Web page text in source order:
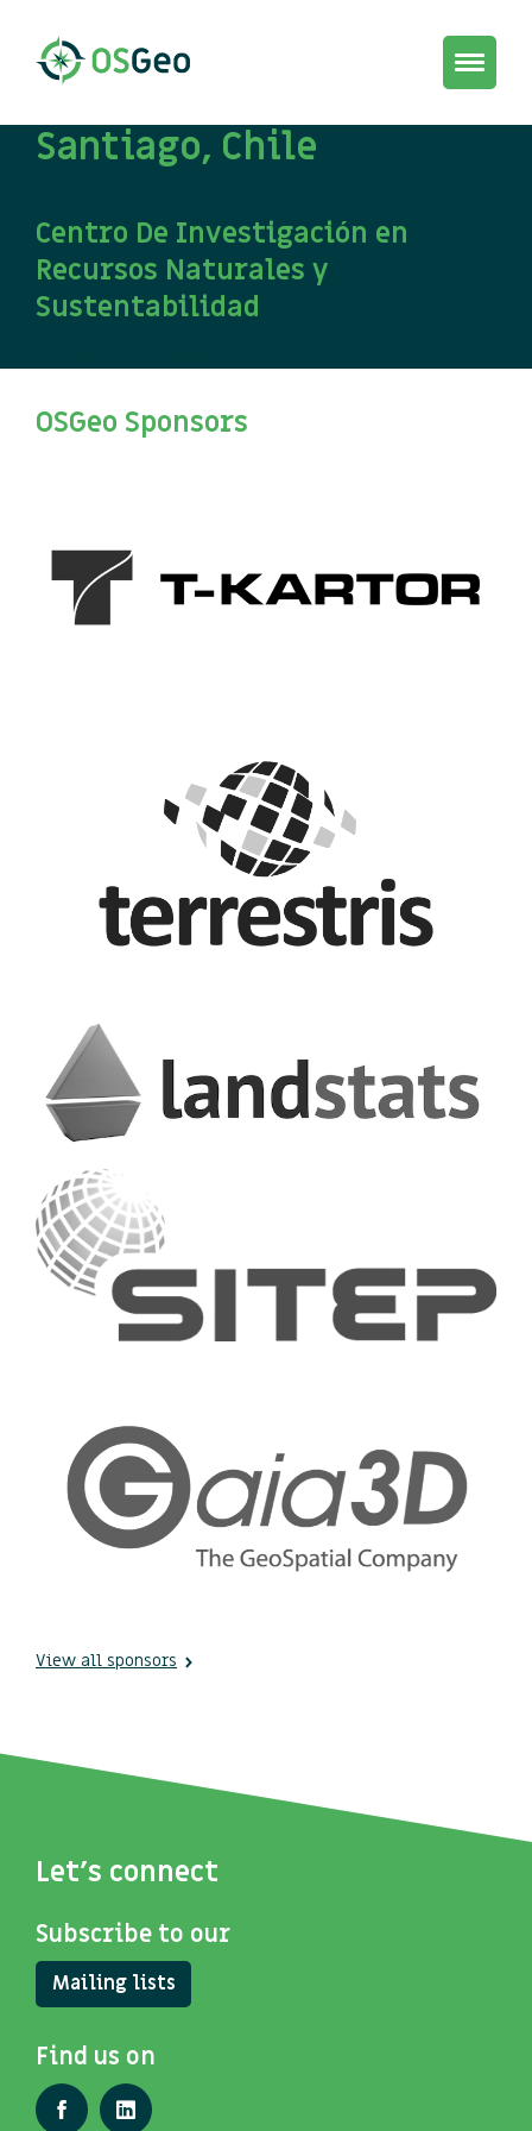
Toggle
Santiago, Chile
Centro De Investigación en
Recursos Naturales y
Sustentabilidad
OSGeo Sponsors
View all sponsors
Let's connect
Subscribe to our
Mailing lists
Find us on